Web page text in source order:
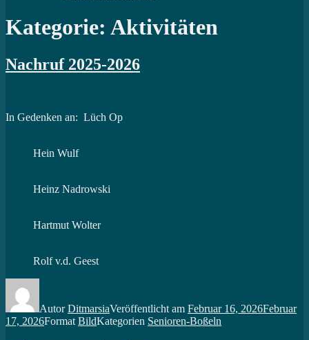
Kategorie: Aktivitäten
Nachruf 2025-2026
In Gedenken an: Lüch Op
Hein Wulf
Heinz Nadrowski
Hartmut Wolter
Rolf v.d. Geest
AutorDitmarsiaVeröffentlicht am Februar 16, 2026Februar
17, 2026Format BildKategorien Senioren-Boßeln